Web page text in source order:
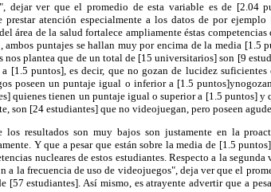
dejar ver que el promedio de esta variable es de [2.04
prestar atención especialmente a los datos de por
área de la salud fortalece ampliamente éstas
ambos puntajes se hallan muy por encima de la media
nos plantea que de un total de [15 universitarios] son [9
[1.5 puntos], es decir, que no gozan de lucidez
poseen un puntaje igual o inferior a [1.5
quienes tienen un puntaje igual o superior a [1.5 puntos]
son [24 estudiantes] que no videojuegan, pero poseen
los resultados son muy bajos son justamente en la
Y que a pesar que están sobre la media de [1.5
nucleares de estos estudiantes. Respecto a la
a la frecuencia de uso de videojuegos", deja ver que el
[57 estudiantes]. Así mismo, es atrayente advertir que a